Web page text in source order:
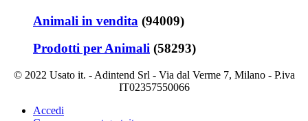
Animali in vendita (94009)
Prodotti per Animali (58293)
© 2022 Usato it. - Adintend Srl - Via dal Verme 7, Milano - P.iva
IT02357550066
Accedi